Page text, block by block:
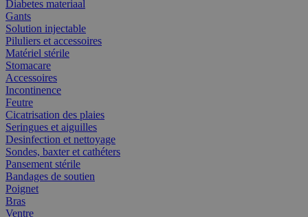
Diabetes materiaal
Gants
Solution injectable
Piluliers et accessoires
Matériel stérile
Stomacare
Accessoires
Incontinence
Feutre
Cicatrisation des plaies
Seringues et aiguilles
Desinfection et nettoyage
Sondes, baxter et cathéters
Pansement stérile
Bandages de soutien
Poignet
Bras
Ventre